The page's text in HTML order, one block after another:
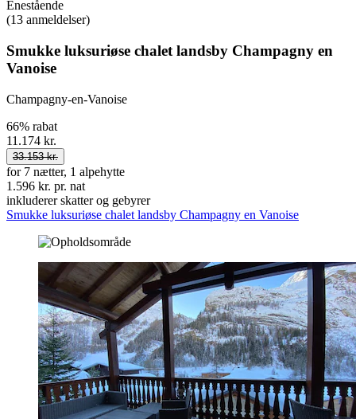
Enestående
(13 anmeldelser)
Smukke luksuriøse chalet landsby Champagny en
Vanoise
Champagny-en-Vanoise
66% rabat
11.174 kr.
33.153 kr.
for 7 nætter, 1 alpehytte
1.596 kr. pr. nat
inkluderer skatter og gebyrer
Smukke luksuriøse chalet landsby Champagny en Vanoise